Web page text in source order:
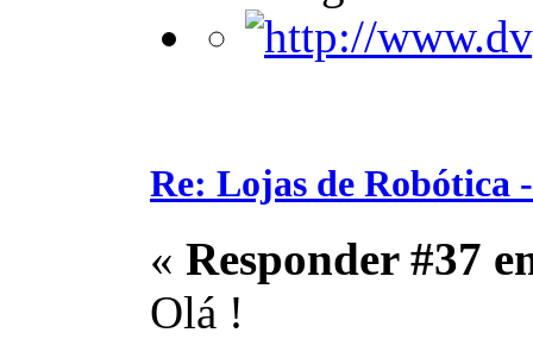
Re: Lojas de Robótica
« Responder #37
Olá !